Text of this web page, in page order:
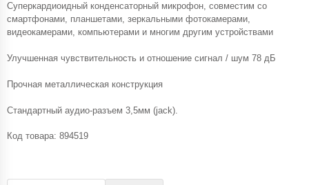
Суперкардиоидный конденсаторный микрофон, совместим со
смартфонами, планшетами, зеркальными фотокамерами,
видеокамерами, компьютерами и многим другим устройствами
Улучшенная чувствительность и отношение сигнал / шум 78 дБ
Прочная металлическая конструкция
Стандартный аудио-разъем 3,5мм (jack).
Код товара: 894519